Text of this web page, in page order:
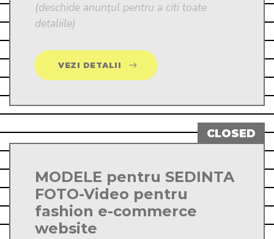
(deschide anunțul pentru a citi toate
detaliile)
VEZI DETALII
MODELE pentru SEDINTA
FOTO-Video pentru
fashion e-commerce
website